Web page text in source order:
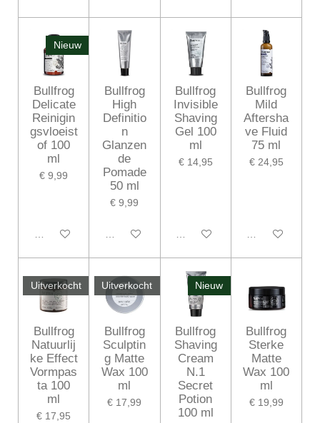
Nieuw
Bullfrog
Delicate
Reinigin
gsvloeist
of 100
ml
€ 9,99
In winkelwagen
Bullfrog
High
Definitio
n
Glanzen
de
Pomade
50 ml
€ 9,99
In winkelwagen
Bullfrog
Invisible
Shaving
Gel 100
ml
€ 14,95
In winkelwagen
Bullfrog
Mild
Aftersha
ve Fluid
75 ml
€ 24,95
In winkelwagen
Uitverkocht
Bullfrog
Natuurlij
ke Effect
Vormpas
ta 100
ml
€ 17,95
Uitverkocht
Bullfrog
Sculptin
g Matte
Wax 100
ml
€ 17,99
Nieuw
Bullfrog
Shaving
Cream
N.1
Secret
Potion
100 ml
Bullfrog
Sterke
Matte
Wax 100
ml
€ 19,99